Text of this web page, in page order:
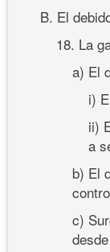
B. El
18. La
a) El
i)
ii)
a
b) El
c)